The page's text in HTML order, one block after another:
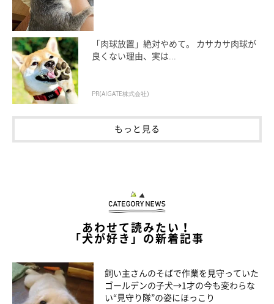
快晴とコタくん
飼い主さん曰く、コタくんは「慎重なコ」なのだそう。
「顔はのほほんとして見えますが、気を許した人にしか心を開き
って欲しがるところ」
が魅力なのだと言います。
「肉球放置」絶対やめて。 カサカサ肉球が
良くない理由、実は...
PR(AIGATE株式会社)
もっと見る
あわせて読みたい！
「犬が好き」の新着記事
飼い主さんのそばで作業を見守っていた
ゴールデンの子犬→1才の今も変わらな
い“見守り隊”の姿にほっこり